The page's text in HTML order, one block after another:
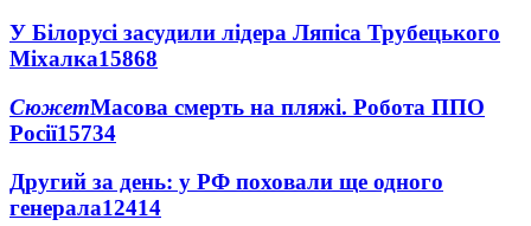
У Білорусі засудили лідера Ляпіса Трубецького
Міхалка15868
СюжетМасова смерть на пляжі. Робота ППО
Росії15734
Другий за день: у РФ поховали ще одного
генерала12414